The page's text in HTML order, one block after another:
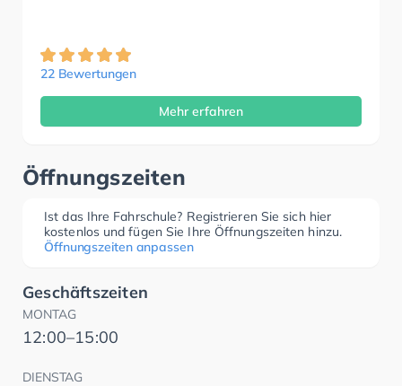
22 Bewertungen
Mehr erfahren
Öffnungszeiten
Ist das Ihre Fahrschule? Registrieren Sie sich hier
kostenlos und fügen Sie Ihre Öffnungszeiten hinzu.
Öffnungszeiten anpassen
Geschäftszeiten
MONTAG
12:00–15:00
DIENSTAG